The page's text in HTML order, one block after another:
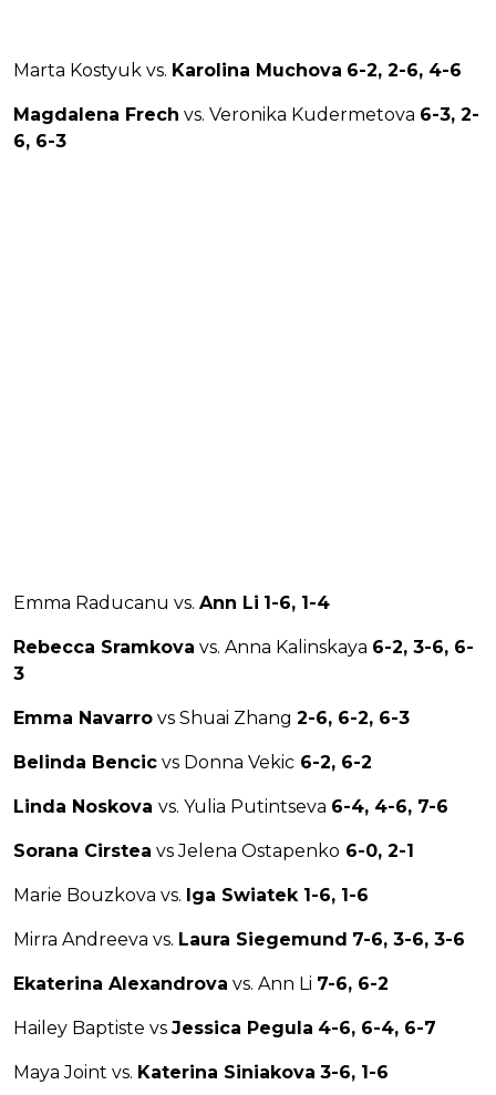
Marta Kostyuk vs. Karolina Muchova 6-2, 2-6, 4-6
Magdalena Frech vs. Veronika Kudermetova 6-3, 2-
6, 6-3
Emma Raducanu vs. Ann Li 1-6, 1-4
Rebecca Sramkova vs. Anna Kalinskaya 6-2, 3-6, 6-
3
Emma Navarro vs Shuai Zhang 2-6, 6-2, 6-3
Belinda Bencic vs Donna Vekic 6-2, 6-2
Linda Noskova vs. Yulia Putintseva 6-4, 4-6, 7-6
Sorana Cirstea vs Jelena Ostapenko 6-0, 2-1
Marie Bouzkova vs. Iga Swiatek 1-6, 1-6
Mirra Andreeva vs. Laura Siegemund 7-6, 3-6, 3-6
Ekaterina Alexandrova vs. Ann Li 7-6, 6-2
Hailey Baptiste vs Jessica Pegula 4-6, 6-4, 6-7
Maya Joint vs. Katerina Siniakova 3-6, 1-6